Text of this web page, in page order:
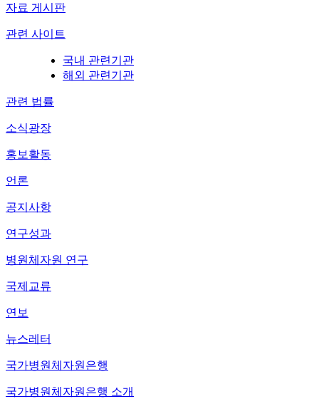
자료 게시판
관련 사이트
국내 관련기관
해외 관련기관
관련 법률
소식광장
홍보활동
언론
공지사항
연구성과
병원체자원 연구
국제교류
연보
뉴스레터
국가병원체자원은행
국가병원체자원은행 소개